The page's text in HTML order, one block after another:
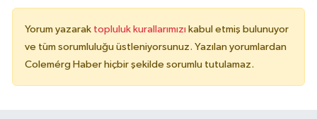
Yorum yazarak topluluk kurallarımızı kabul etmiş bulunuyor
ve tüm sorumluluğu üstleniyorsunuz. Yazılan yorumlardan
Colemérg Haber hiçbir şekilde sorumlu tutulamaz.